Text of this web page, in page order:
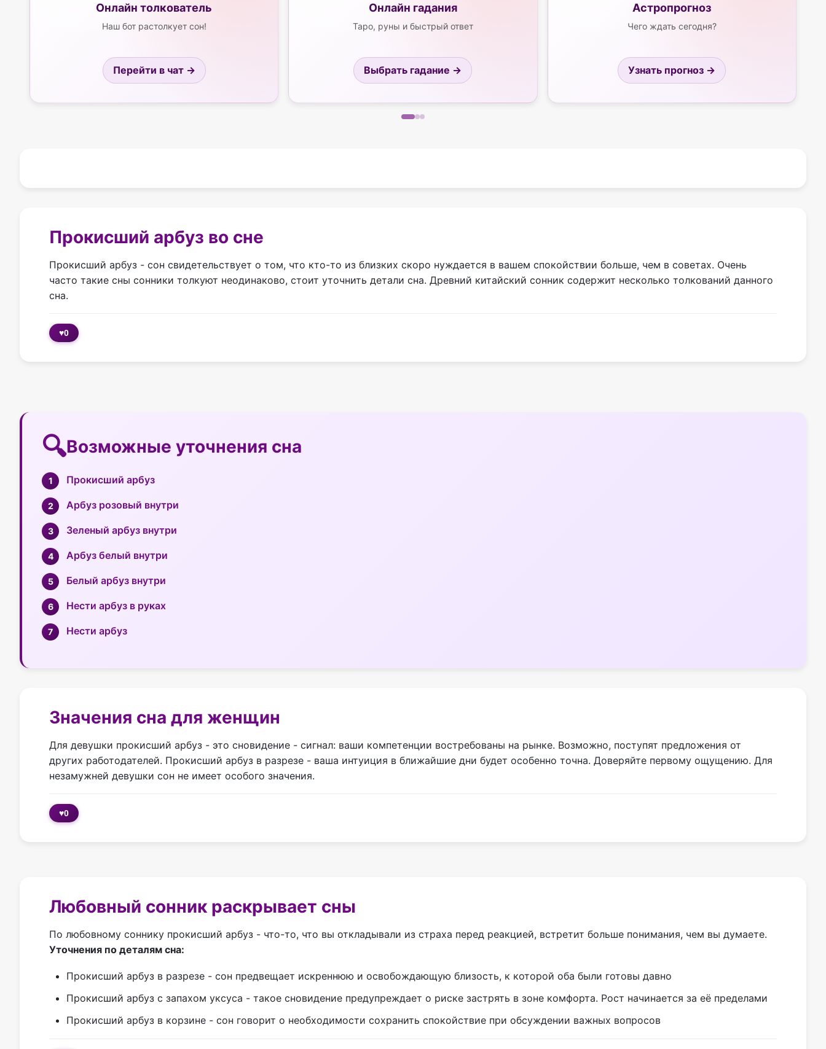
Онлайн толкователь
Наш бот растолкует сон!
Перейти в чат →
Онлайн гадания
Таро, руны и быстрый ответ
Выбрать гадание →
Астропрогноз
Чего ждать сегодня?
Узнать прогноз →
Прокисший арбуз во сне
Прокисший арбуз - сон свидетельствует о том, что кто-то из близких скоро нуждается в вашем спокойствии больше, чем в советах. Очень
часто такие сны сонники толкуют неодинаково, стоит уточнить детали сна. Древний китайский сонник содержит несколько толкований данного
сна.
♥0
Возможные уточнения сна
Прокисший арбуз
Арбуз розовый внутри
Зеленый арбуз внутри
Арбуз белый внутри
Белый арбуз внутри
Нести арбуз в руках
Нести арбуз
Значения сна для женщин
Для девушки прокисший арбуз - это сновидение - сигнал: ваши компетенции востребованы на рынке. Возможно, поступят предложения от
других работодателей. Прокисший арбуз в разрезе - ваша интуиция в ближайшие дни будет особенно точна. Доверяйте первому ощущению. Для
незамужней девушки сон не имеет особого значения.
♥0
Любовный сонник раскрывает сны
По любовному соннику прокисший арбуз - что-то, что вы откладывали из страха перед реакцией, встретит больше понимания, чем вы думаете.
Уточнения по деталям сна:
Прокисший арбуз в разрезе - сон предвещает искреннюю и освобождающую близость, к которой оба были готовы давно
Прокисший арбуз с запахом уксуса - такое сновидение предупреждает о риске застрять в зоне комфорта. Рост начинается за её пределами
Прокисший арбуз в корзине - сон говорит о необходимости сохранить спокойствие при обсуждении важных вопросов